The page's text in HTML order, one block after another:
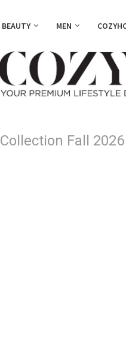
BEAUTY MEN
Collection Fall